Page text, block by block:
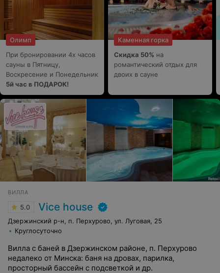
Олимп
При бронировании 4х часов
сауны в Пятницу,
Воскресение и Понедельник
5й час в ПОДАРОК!
Каменная горка
Скидка 50% на
романтический отдых для
двоих в сауне
ВИЛЛА
5.0 Vice house
Дзержинский р-н, п. Перхурово, ул. Луговая, 25
Круглосуточно
Вилла с баней в Дзержинском районе, п. Перхурово
недалеко от Минска: баня на дровах, парилка,
просторный бассейн с подсветкой и др.